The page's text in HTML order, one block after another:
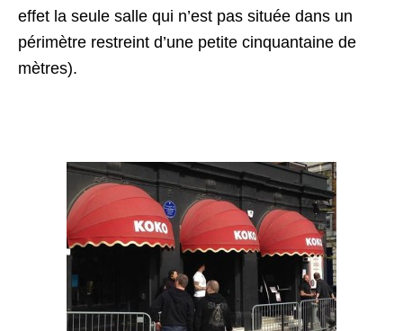
effet la seule salle qui n’est pas située dans un
périmètre restreint d’une petite cinquantaine de
mètres).